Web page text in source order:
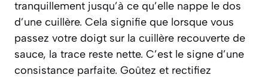
tranquillement jusqu’à ce qu’elle nappe le dos
d’une cuillère. Cela signifie que lorsque vous
passez votre doigt sur la cuillère recouverte de
sauce, la trace reste nette. C’est le signe d’une
consistance parfaite. Goûtez et rectifiez